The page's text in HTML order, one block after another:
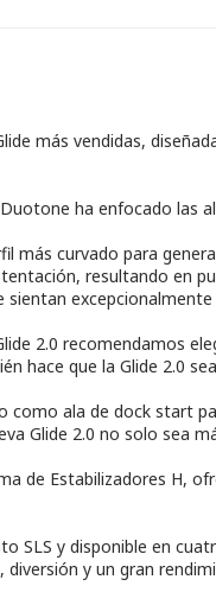
más vendidas,
ha enfocado las
más curvado para
resultando en
2.0 recomendamos
hace que la Glide 2.0
como ala de dock start
Glide 2.0 no solo sea
de Estabilizadores H,
SLS y disponible en
y un gran